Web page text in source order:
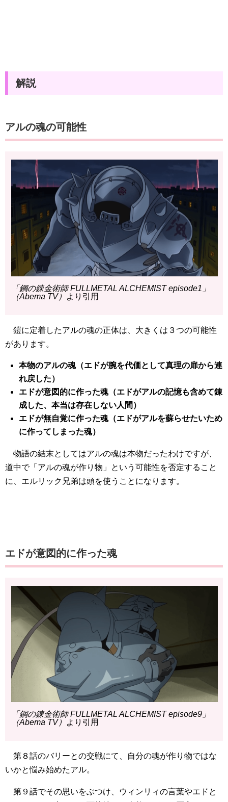
解説
アルの魂の可能性
「鋼の錬金術師 FULLMETAL ALCHEMIST episode1」
（Abema TV）
より引用
鎧に定着したアルの魂の正体は、大きくは３つの可能性
があります。
本物のアルの魂（エドが腕を代価として真理の扉から連
れ戻した）
エドが意図的に作った魂（エドがアルの記憶も含めて錬
成した、本当は存在しない人間）
エドが無自覚に作った魂（エドがアルを蘇らせたいため
に作ってしまった魂）
物語の結末としてはアルの魂は本物だったわけですが、
道中で「アルの魂が作り物」という可能性を否定すること
に、エルリック兄弟は頭を使うことになります。
エドが意図的に作った魂
「鋼の錬金術師 FULLMETAL ALCHEMIST episode9」
（Abema TV）
より引用
第８話のバリーとの交戦にて、自分の魂が作り物ではな
いかと悩み始めたアル。
第９話でその思いをぶつけ、ウィンリィの言葉やエドと